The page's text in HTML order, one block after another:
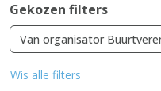
Gekozen filters
Van organisator
Wis alle filters